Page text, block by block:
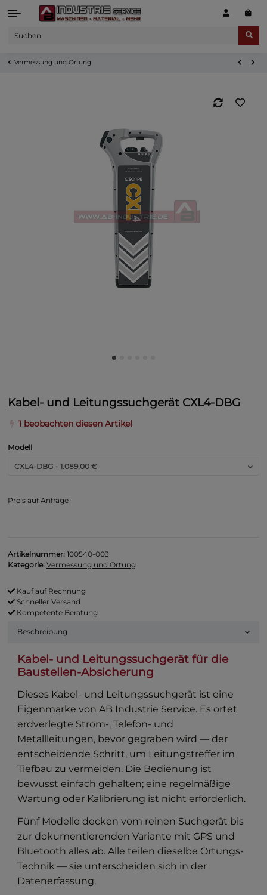
Vermessung und Ortung
Kabel- und Leitungssuchgerät CXL4-DBG
1 beobachten diesen Artikel
Modell
CXL4-DBG - 1.089,00 €
Preis auf Anfrage
Artikelnummer: 100540-003
Kategorie: Vermessung und Ortung
Kauf auf Rechnung
Schneller Versand
Kompetente Beratung
Beschreibung
Kabel- und Leitungssuchgerät für die
Baustellen-Absicherung
Dieses Kabel- und Leitungssuchgerät ist eine
Eigenmarke von AB Industrie Service. Es ortet
erdverlegte Strom-, Telefon- und
Metallleitungen, bevor gegraben wird — der
entscheidende Schritt, um Leitungstreffer im
Tiefbau zu vermeiden. Die Bedienung ist
bewusst einfach gehalten; eine regelmäßige
Wartung oder Kalibrierung ist nicht erforderlich.
Fünf Modelle decken vom reinen Suchgerät bis
zur dokumentierenden Variante mit GPS und
Bluetooth alles ab. Alle teilen dieselbe Ortungs-
Technik — sie unterscheiden sich in der
Datenerfassung.